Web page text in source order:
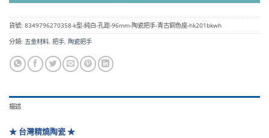
貨號: 8349796270358-k型-純白-孔距-96mm-陶瓷把手-青古銅色座-hk201bkwh
分類: 五金材料, 把手, 陶瓷把手
描述
★ 台灣精燒陶瓷 ★